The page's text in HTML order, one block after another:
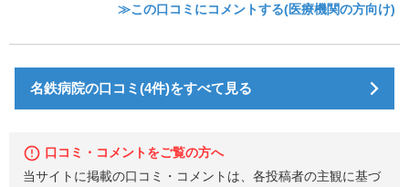
≫この口コミにコメントする(医療機関の方向け)
名鉄病院の口コミ(4件)をすべて見る
口コミ・コメントをご覧の方へ
当サイトに掲載の口コミ・コメントは、各投稿者の主観に基づ